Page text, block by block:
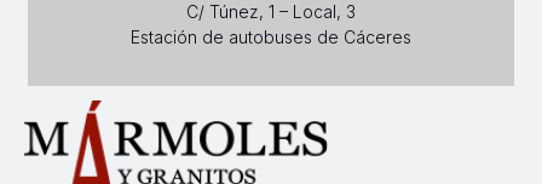
C/ Túnez, 1 – Local, 3
Estación de autobuses de Cáceres